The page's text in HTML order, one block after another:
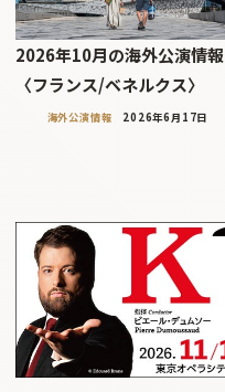
2026年10月の海外公演情報
〈フランス/ベネルクス〉
海外公演情報 2026年6月17日